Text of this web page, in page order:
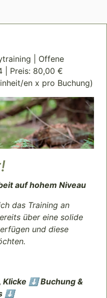
| Offene
| Preis: 80,00 €
en x pro Buchung)
auf hohem Niveau
das Training an
über eine solide
und diese
Klicke ⬇️ Buchung &
⬇️